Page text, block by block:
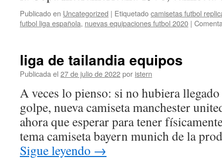
Publicado en Uncategorized | Etiquetadocamisetas futbol
futbol liga española, nuevas equipaciones futbol 2020 |
liga de tailandia equipos
Publicada el 27 de julio de 2022por istern
A veces lo pienso: si no hubiera
golpe, nueva camiseta manchester
ahora que esperar para tener
tema camiseta bayern munich de la
Sigue leyendo →